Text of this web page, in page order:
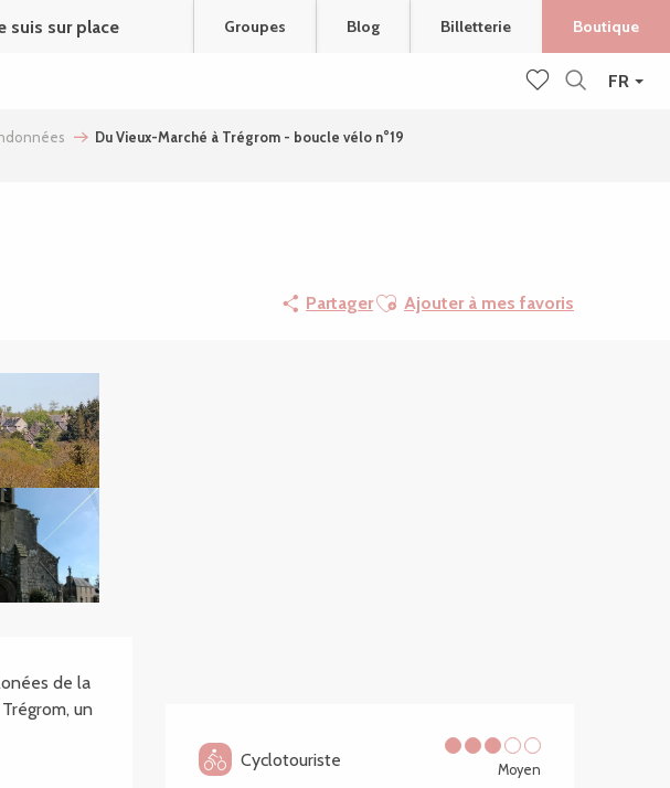
FR
suis sur place Groupes Blog Billetterie Boutique
Du Vieux-Marché à Trégrom - boucle vélo n°19
PartagerAjouter aux favoris
Ajouter à mes favoris
Cyclotouriste Moyen
de la
un